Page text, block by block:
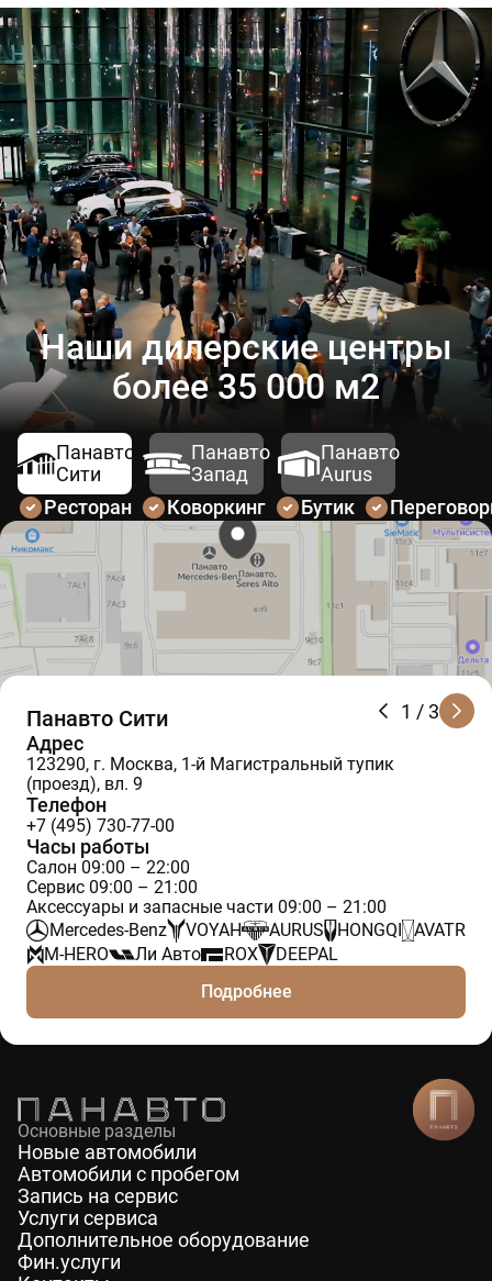
Наши дилерские центры
более 35 000 м2
Панавто
Сити
Панавто
Запад
Панавто
Aurus
Ресторан
Коворкинг Бутик
1 / 3
Панавто Сити
Адрес
123290, г. Москва, 1-й Магистральный тупик
(проезд), вл. 9
Телефон
+7 (495) 730-77-00
Часы работы
Салон 09:00 – 22:00
Сервис 09:00 – 21:00
Аксессуары и запасные части 09:00 – 21:00
Mercedes-Benz
VOYAH AURUS HONGQI
AVATR
M-HERO
Ли Авто ROX
DEEPAL
Подробнее
Основные разделы
Новые автомобили
Автомобили с пробегом
Запись на сервис
Услуги сервиса
Дополнительное оборудование
Фин.услуги